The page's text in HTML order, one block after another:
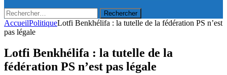
Rechercher :
AccueilPolitiqueLotfi Benkhélifa : la tutelle de la fédération PS n’est
pas légale
Lotfi Benkhélifa : la tutelle de la
fédération PS n’est pas légale